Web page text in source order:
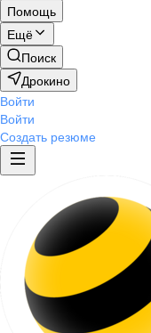
Помощь
Ещё
Поиск
Дрокино
Войти
Войти
Создать резюме